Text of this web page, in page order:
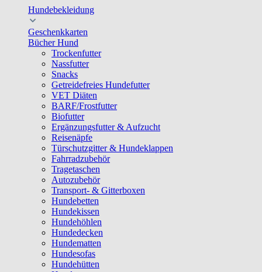
Hundebekleidung
Geschenkkarten
Bücher Hund
Trockenfutter
Nassfutter
Snacks
Getreidefreies Hundefutter
VET Diäten
BARF/Frostfutter
Biofutter
Ergänzungsfutter & Aufzucht
Reisenäpfe
Türschutzgitter & Hundeklappen
Fahrradzubehör
Tragetaschen
Autozubehör
Transport- & Gitterboxen
Hundebetten
Hundekissen
Hundehöhlen
Hundedecken
Hundematten
Hundesofas
Hundehütten